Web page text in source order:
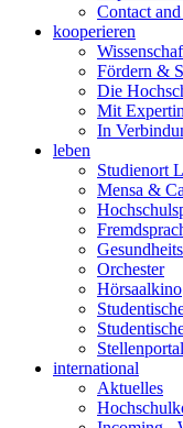
Contact
kooperieren
Fördern &
Die
Mit
In
leben
Studienort
Mensa &
Orchester
Hörsaalkino
Stellenportal
international
Aktuelles